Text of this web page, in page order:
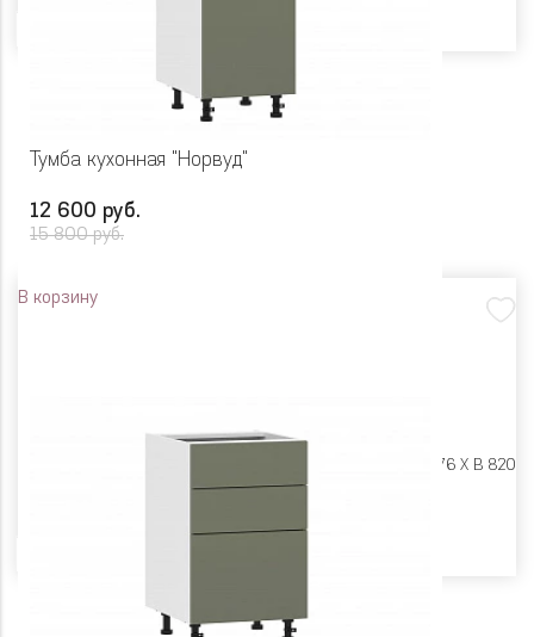
Тумба кухонная "Норвуд"
12 600 руб.
15 800 руб.
В корзину
Ш 400 X Г 576 X В 820